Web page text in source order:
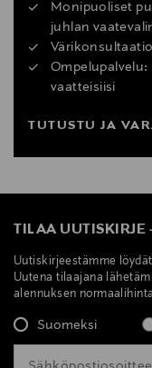
Monipuoliset
juhlan
vaatteisiisi
TUTUSTU JA
TILAA UUTISKIRJE
Uutiskirjeestämme
Uutena tilaajana
alennuksen
Suomeksi